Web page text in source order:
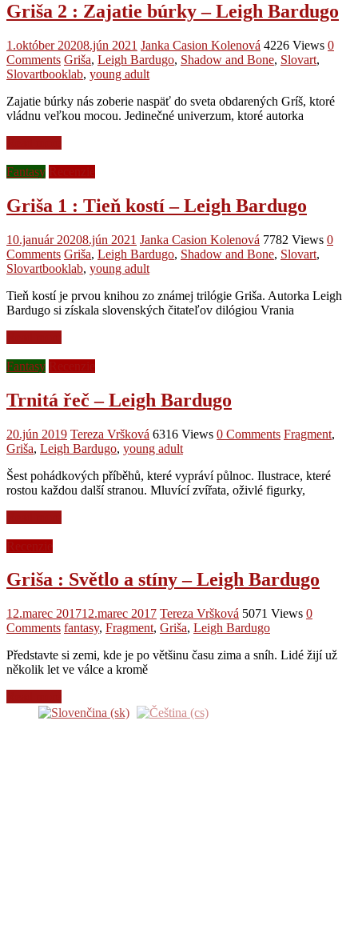
Griša 2 : Zajatie búrky – Leigh Bardugo
1.október 20208.jún 2021 Janka Casion Kolenová 4226 Views 0
Comments Griša, Leigh Bardugo, Shadow and Bone, Slovart,
Slovartbooklab, young adult
Zajatie búrky nás zoberie naspäť do sveta obdarených Gríš, ktoré
vládnu veľkou mocou. Jedinečné univerzum, ktoré autorka
Fantasy
Griša 1 : Tieň kostí – Leigh Bardugo
10.január 20208.jún 2021 Janka Casion Kolenová 7782 Views 0
Comments Griša, Leigh Bardugo, Shadow and Bone, Slovart,
Slovartbooklab, young adult
Tieň kostí je prvou knihou zo známej trilógie Griša. Autorka Leigh
Bardugo si získala slovenských čitateľov dilógiou Vrania
Fantasy
Trnitá řeč – Leigh Bardugo
20.jún 2019 Tereza Vršková 6316 Views 0 Comments Fragment,
Griša, Leigh Bardugo, young adult
Šest pohádkových příběhů, které vypráví půlnoc. Ilustrace, které
rostou každou další stranou. Mluvící zvířata, oživlé figurky,
Griša : Světlo a stíny – Leigh Bardugo
12.marec 201712.marec 2017 Tereza Vršková 5071 Views 0
Comments fantasy, Fragment, Griša, Leigh Bardugo
Představte si zemi, kde je po většinu času zima a sníh. Lidé žijí už
několik let ve válce a kromě